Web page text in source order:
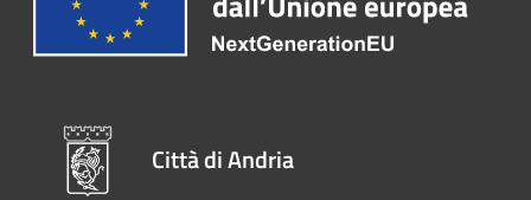
Città di Andria